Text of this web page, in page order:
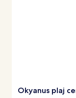
Okyanus plaj